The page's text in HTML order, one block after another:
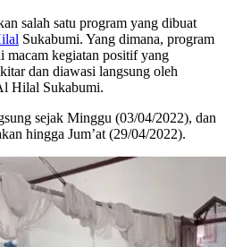
salah satu program yang dibuat
Sukabumi. Yang dimana, program
macam kegiatan positif yang
dan diawasi langsung oleh
Hilal Sukabumi.
sejak Minggu (03/04/2022), dan
hingga Jum’at (29/04/2022).